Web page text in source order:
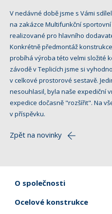
V nedávné době jsme s Vámi
na zakázce Multifunkční
realizované pro hlavního
Konkrétně předmontáž
probíhá výroba této velmi složité
závodě v Teplicích jsme si
v celkové prostorové sestavě.
nesouhlasil, byla naše expediční
expedice dočasně "rozšířit". Na
v příspěvku.
Zpět na novinky
O společnosti
Ocelové konstrukce